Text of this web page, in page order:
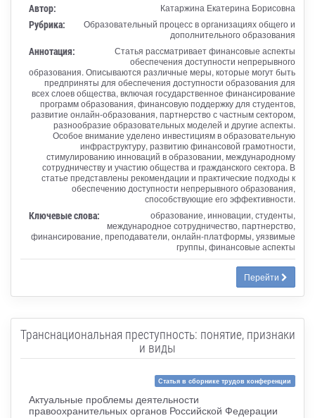
Автор: Катаржина Екатерина Борисовна
Рубрика:
Образовательный процесс в организациях общего и
дополнительного образования
Аннотация:
Статья рассматривает финансовые аспекты
обеспечения доступности непрерывного
образования. Описываются различные меры, которые могут быть
предприняты для обеспечения доступности образования для
всех слоев общества, включая государственное финансирование
программ образования, финансовую поддержку для студентов,
развитие онлайн-образования, партнерство с частным сектором,
разнообразие образовательных моделей и другие аспекты.
Особое внимание уделено инвестициям в образовательную
инфраструктуру, развитию финансовой грамотности,
стимулированию инноваций в образовании, международному
сотрудничеству и участию общества и гражданского сектора. В
статье представлены рекомендации и практические подходы к
обеспечению доступности непрерывного образования,
способствующие его эффективности.
Ключевые слова:
образование, инновации, студенты,
международное сотрудничество, партнерство,
финансирование, преподаватели, онлайн-платформы, уязвимые
группы, финансовые аспекты
Перейти
Транснациональная преступность: понятие, признаки
и виды
Статья в сборнике трудов конференции
Актуальные проблемы деятельности
правоохранительных органов Российской Федерации